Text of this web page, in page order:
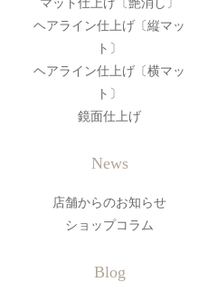
ヘアライン仕上げ〔縦マッ
ト〕
ヘアライン仕上げ〔横マッ
ト〕
鏡面仕上げ
News
店舗からのお知らせ
ショップコラム
Blog